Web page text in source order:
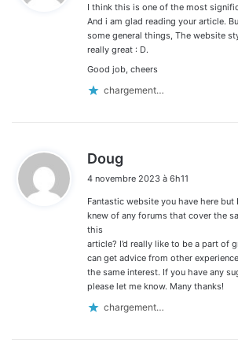
:
I think this is one of the most
And i am glad reading your article.
some general things, The website
really great : D.
Good job, cheers
chargement…
Doug
t
:
4 novembre 2023 à 6h11
Fantastic website you have here
knew of any forums that cover the
this
article? I’d really like to be a part of
can get advice from other
the same interest. If you have any
please let me know. Many thanks!
chargement…